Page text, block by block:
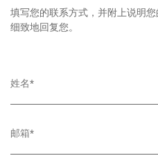
填写您的联系方式，并附上说明
细致地回复您。